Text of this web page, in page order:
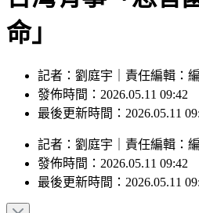
台灣有事「恐害
命」
記者：劉庭宇｜責任編輯：編
發佈時間：2026.05.11 09:42
記者：劉庭宇｜責任編輯：
發佈時間：2026.05.11 09:42